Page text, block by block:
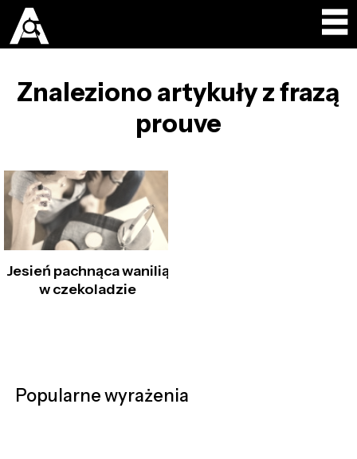
Znaleziono artykuły z frazą
prouve
Jesień pachnąca wanilią
w czekoladzie
Popularne wyrażenia